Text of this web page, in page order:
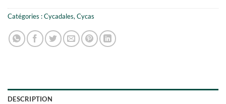
Catégories :Cycadales, Cycas
DESCRIPTION